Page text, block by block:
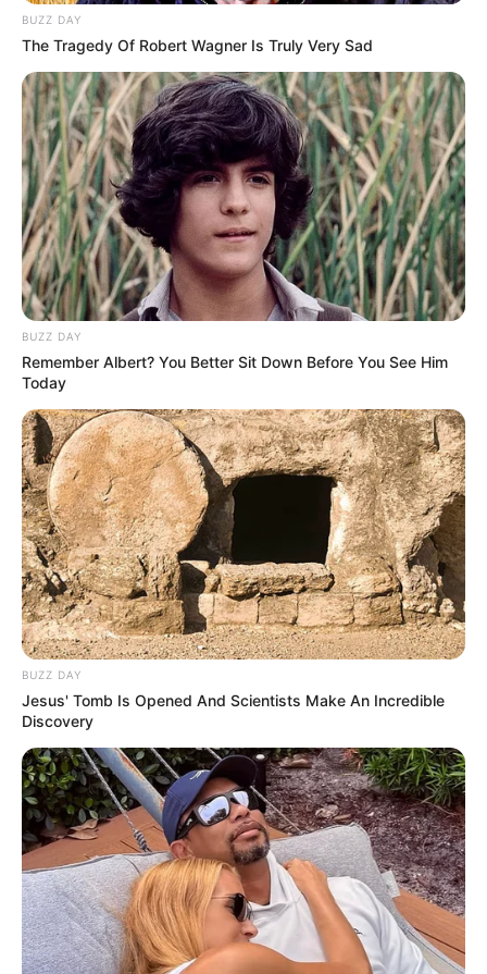
BUZZ DAY
The Tragedy Of Robert Wagner Is Truly Very Sad
BUZZ DAY
Remember Albert? You Better Sit Down Before You See Him
Today
BUZZ DAY
Jesus' Tomb Is Opened And Scientists Make An Incredible
Discovery